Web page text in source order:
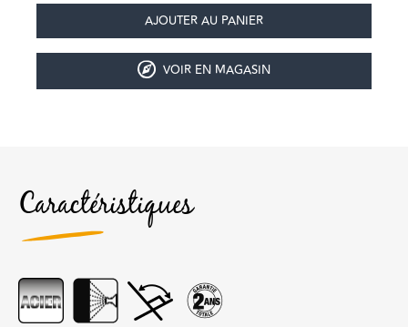
VOIR EN MAGASIN
Caractéristiques